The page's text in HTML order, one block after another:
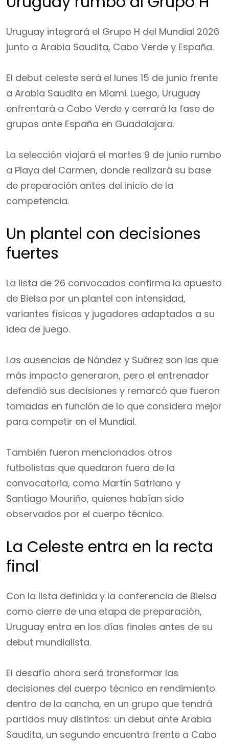
Uruguay integrará el Grupo H del Mundial 2026
junto a Arabia Saudita, Cabo Verde y España.
El debut celeste será el lunes 15 de junio frente
a Arabia Saudita en Miami. Luego, Uruguay
enfrentará a Cabo Verde y cerrará la fase de
grupos ante España en Guadalajara.
La selección viajará el martes 9 de junio rumbo
a Playa del Carmen, donde realizará su base
de preparación antes del inicio de la
competencia.
Un plantel con decisiones
fuertes
La lista de 26 convocados confirma la apuesta
de Bielsa por un plantel con intensidad,
variantes físicas y jugadores adaptados a su
idea de juego.
Las ausencias de Nández y Suárez son las que
más impacto generaron, pero el entrenador
defendió sus decisiones y remarcó que fueron
tomadas en función de lo que considera mejor
para competir en el Mundial.
También fueron mencionados otros
futbolistas que quedaron fuera de la
convocatoria, como Martín Satriano y
Santiago Mouriño, quienes habían sido
observados por el cuerpo técnico.
La Celeste entra en la recta
final
Con la lista definida y la conferencia de Bielsa
como cierre de una etapa de preparación,
Uruguay entra en los días finales antes de su
debut mundialista.
El desafío ahora será transformar las
decisiones del cuerpo técnico en rendimiento
dentro de la cancha, en un grupo que tendrá
partidos muy distintos: un debut ante Arabia
Saudita, un segundo encuentro frente a Cabo